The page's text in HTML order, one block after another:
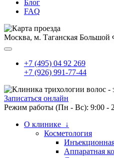
Блог
FAQ
Москва, м. Таганская Большой
+7 (495) 04 92 269
+7 (926) 991-77-44
Записаться онлайн
Режим работы (Пн - Вс): 9:00 -
О клинике ↓
Косметология
Аппаратная